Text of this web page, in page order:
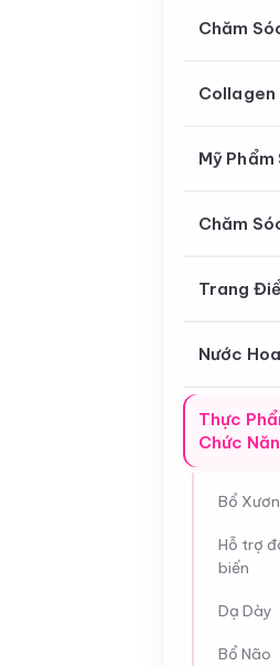
Chăm
Collagen
Mỹ Phẩm
Chăm
Trang
Nước Hoa
Thực
Chức
Bổ
Hỗ trợ
biến
Dạ Dày
Bổ Não